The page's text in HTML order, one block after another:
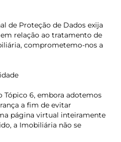
de Proteção de Dados exija
relação ao tratamento de
comprometemo-nos a
6, embora adotemos
a fim de evitar
página virtual inteiramente
a Imobiliária não se